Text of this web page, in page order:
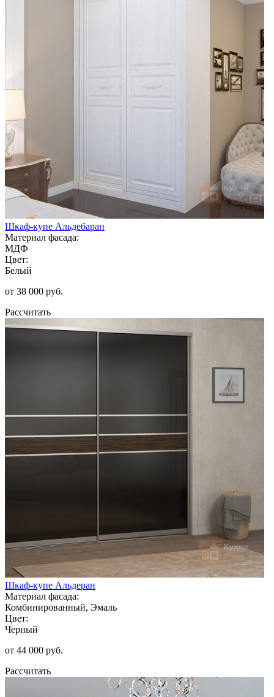
Шкаф-купе Альдебаран
Материал фасада:
МДФ
Цвет:
Белый
от 38 000 руб.
Рассчитать
Шкаф-купе Альдеран
Материал фасада:
Комбинированный, Эмаль
Цвет:
Черный
от 44 000 руб.
Рассчитать